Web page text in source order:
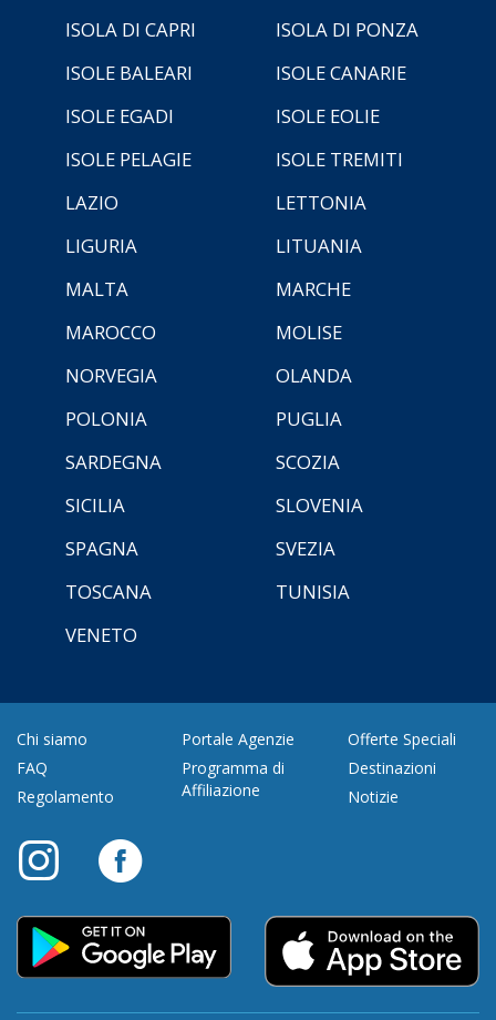
ISOLA DI CAPRI
ISOLA DI PONZA
ISOLE BALEARI
ISOLE CANARIE
ISOLE EGADI
ISOLE EOLIE
ISOLE PELAGIE
ISOLE TREMITI
LAZIO
LETTONIA
LIGURIA
LITUANIA
MALTA
MARCHE
MAROCCO
MOLISE
NORVEGIA
OLANDA
POLONIA
PUGLIA
SARDEGNA
SCOZIA
SICILIA
SLOVENIA
SPAGNA
SVEZIA
TOSCANA
TUNISIA
VENETO
Chi siamo
FAQ
Regolamento
Portale Agenzie
Programma di
Affiliazione
Offerte Speciali
Destinazioni
Notizie